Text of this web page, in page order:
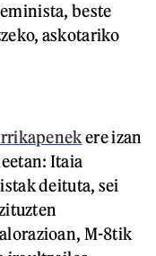
beste
askotariko
ere izan
Itaia
deituta, sei
M-8tik